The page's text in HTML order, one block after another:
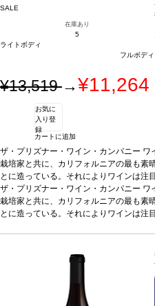
SALE
在庫あり
5
ライトボディ
フルボディ
¥13,519→¥11,264
お気に
入り登
録
カートに追加
ザ・プリズナー・ワイン・カンパニー ワ
栽培家と共に、カリフォルニアの最も素
とに造っている。それによりワインは注
ンドとなっている。テイスティングノー
ー、カラント、ドライプラム、バニラ、
す。口に含むと、柔らかいタンニンが広
0%、プティ・シラー 19%、シラー 17%
ロー 8.5%、マルベック 5%
*本ヴィンテ
同様の場合は自動的に次のヴィンテー
ザ・プリズナー・ワイン・カンパニー ワ
栽培家と共に、カリフォルニアの最も素
とに造っている。それによりワインは注
す。口に含むと、柔らかいタンニンが広
でいて、バランスの取れた赤と黒果実を
ースやトマトベースのソース添えの肉料
0%、プティ・シラー 19%、シラー 17%
ロー 8.5%、マルベック 5%
*本ヴィンテ